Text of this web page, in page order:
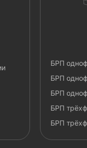
блоки
БРП
БРП
БРП
БРП
БРП